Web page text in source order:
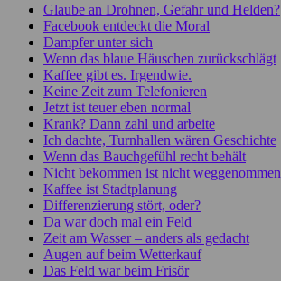
Glaube an Drohnen, Gefahr und Helden?
Facebook entdeckt die Moral
Dampfer unter sich
Wenn das blaue Häuschen zurückschlägt
Kaffee gibt es. Irgendwie.
Keine Zeit zum Telefonieren
Jetzt ist teuer eben normal
Krank? Dann zahl und arbeite
Ich dachte, Turnhallen wären Geschichte
Wenn das Bauchgefühl recht behält
Nicht bekommen ist nicht weggenommen
Kaffee ist Stadtplanung
Differenzierung stört, oder?
Da war doch mal ein Feld
Zeit am Wasser – anders als gedacht
Augen auf beim Wetterkauf
Das Feld war beim Frisör